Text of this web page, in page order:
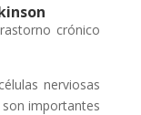
crónico
nerviosas
importantes